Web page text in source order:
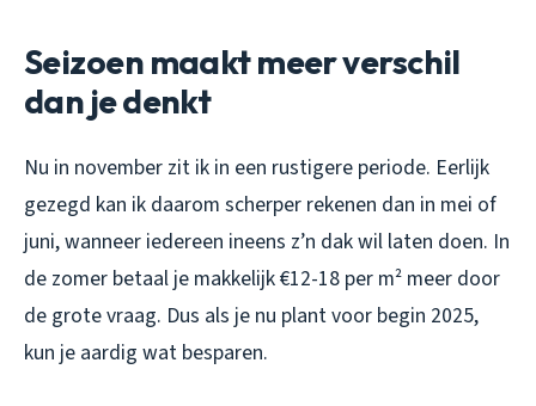
Seizoen maakt meer verschil
dan je denkt
Nu in november zit ik in een rustigere periode. Eerlijk
gezegd kan ik daarom scherper rekenen dan in mei of
juni, wanneer iedereen ineens z’n dak wil laten doen. In
de zomer betaal je makkelijk €12-18 per m² meer door
de grote vraag. Dus als je nu plant voor begin 2025,
kun je aardig wat besparen.